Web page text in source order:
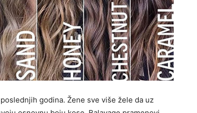
godina. Žene sve više žele da uz